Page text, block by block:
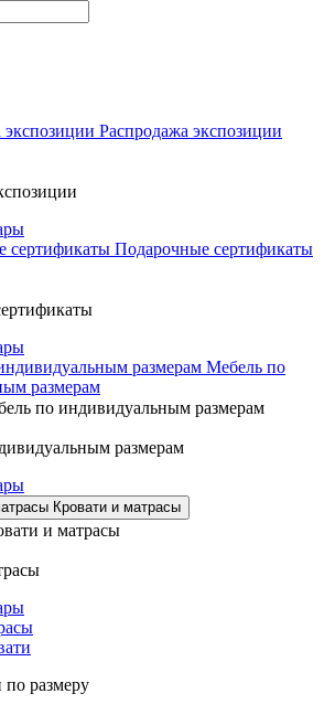
Распродажа экспозиции
Подарочные сертификаты
Мебель по
размерам
размерам
Кровати и матрасы
по размеру